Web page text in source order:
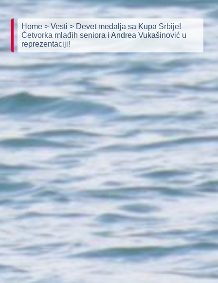
Home> Vesti> Devet medalja sa Kupa Srbije!
Četvorka mlađih seniora i Andrea Vukašinović u
reprezentaciji!